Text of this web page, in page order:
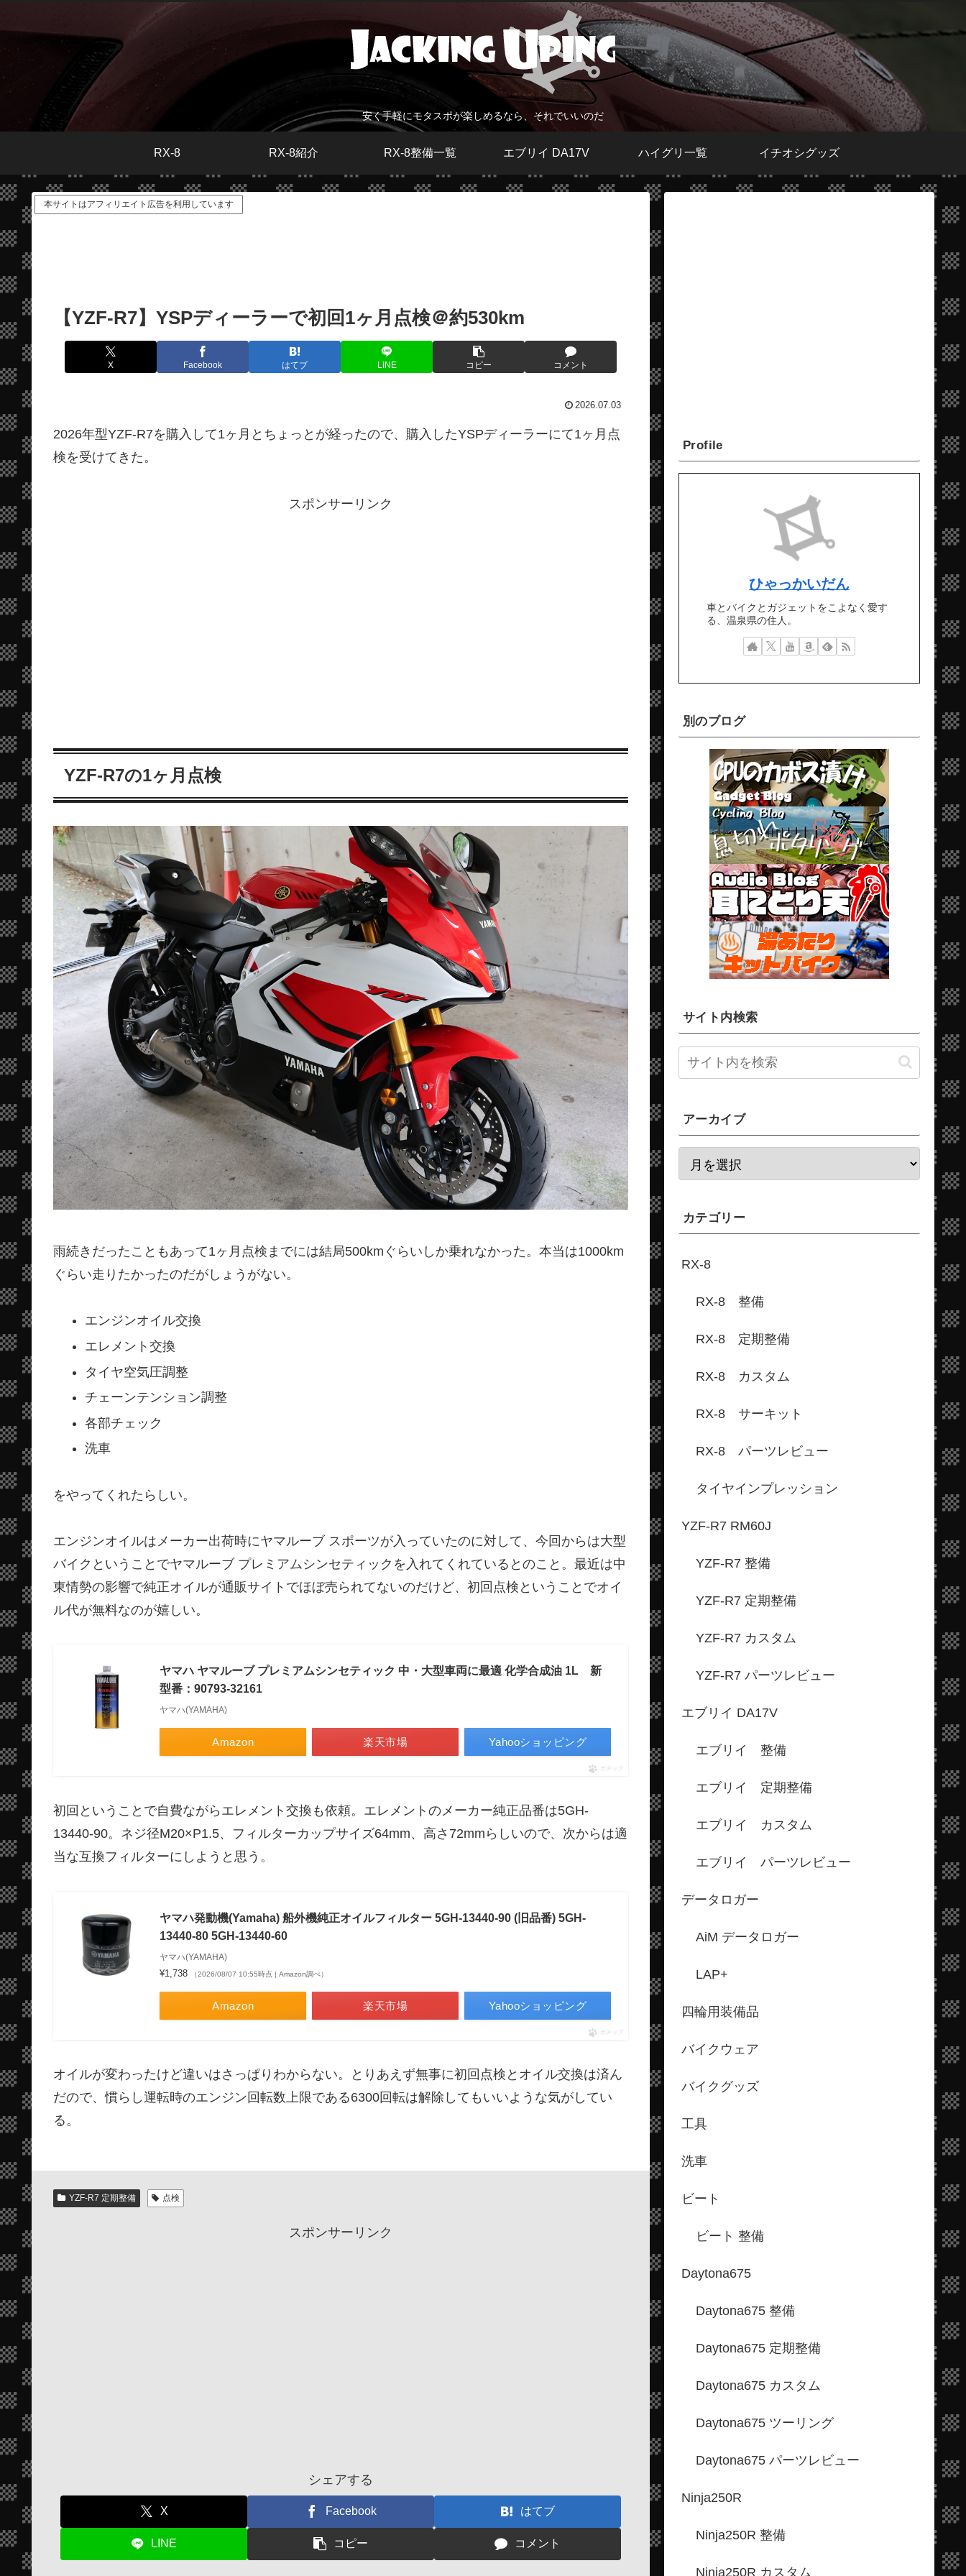
安く手軽にモタスポが楽しめるなら、それでいいのだ
RX-8 RX-8紹介 RX-8整備一覧 エブリイ DA17V ハイグリ一覧 イチオシグッズ
本サイトはアフィリエイト広告を利用しています
【YZF-R7】YSPディーラーで初回1ヶ月点検＠約530km
X Facebook はてブ LINE コピー コメント
2026.07.03
2026年型YZF-R7を購入して1ヶ月とちょっとが経ったので、購入したYSPディーラーにて1ヶ月点
検を受けてきた。
スポンサーリンク
YZF-R7の1ヶ月点検
雨続きだったこともあって1ヶ月点検までには結局500kmぐらいしか乗れなかった。本当は1000km
ぐらい走りたかったのだがしょうがない。
エンジンオイル交換
エレメント交換
タイヤ空気圧調整
チェーンテンション調整
各部チェック
洗車
をやってくれたらしい。
エンジンオイルはメーカー出荷時にヤマルーブ スポーツが入っていたのに対して、今回からは大型
バイクということでヤマルーブ プレミアムシンセティックを入れてくれているとのこと。最近は中
東情勢の影響で純正オイルが通販サイトでほぼ売られてないのだけど、初回点検ということでオイ
ル代が無料なのが嬉しい。
ヤマハ ヤマルーブ プレミアムシンセティック 中・大型車両に最適 化学合成油 1L 新
型番：90793-32161
ヤマハ(YAMAHA)
Amazon 楽天市場 Yahooショッピング
ポチップ
初回ということで自費ながらエレメント交換も依頼。エレメントのメーカー純正品番は5GH-
13440-90。ネジ径M20×P1.5、フィルターカップサイズ64mm、高さ72mmらしいので、次からは適
当な互換フィルターにしようと思う。
ヤマハ発動機(Yamaha) 船外機純正オイルフィルター 5GH-13440-90 (旧品番) 5GH-
13440-80 5GH-13440-60
ヤマハ(YAMAHA)
¥1,738 （2026/08/07 10:55時点 | Amazon調べ）
Amazon 楽天市場 Yahooショッピング
ポチップ
オイルが変わったけど違いはさっぱりわからない。とりあえず無事に初回点検とオイル交換は済ん
だので、慣らし運転時のエンジン回転数上限である6300回転は解除してもいいような気がしてい
る。
YZF-R7 定期整備 点検
スポンサーリンク
シェアする
X Facebook はてブ
LINE コピー コメント
Profile
ひゃっかいだん
車とバイクとガジェットをこよなく愛す
る、温泉県の住人。
別のブログ
サイト内検索
アーカイブ
カテゴリー
RX-8
RX-8 整備
RX-8 定期整備
RX-8 カスタム
RX-8 サーキット
RX-8 パーツレビュー
タイヤインプレッション
YZF-R7 RM60J
YZF-R7 整備
YZF-R7 定期整備
YZF-R7 カスタム
YZF-R7 パーツレビュー
エブリイ DA17V
エブリイ 整備
エブリイ 定期整備
エブリイ カスタム
エブリイ パーツレビュー
データロガー
AiM データロガー
LAP+
四輪用装備品
バイクウェア
バイクグッズ
工具
洗車
ビート
ビート 整備
Daytona675
Daytona675 整備
Daytona675 定期整備
Daytona675 カスタム
Daytona675 ツーリング
Daytona675 パーツレビュー
Ninja250R
Ninja250R 整備
Ninja250R カスタム